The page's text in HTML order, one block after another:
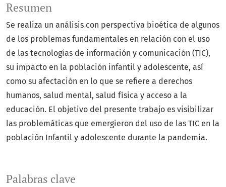
Palabras clave
Resumen
Se realiza un análisis con perspectiva bioética de algunos
de los problemas fundamentales en relación con el uso
de las tecnologías de información y comunicación (TIC),
su impacto en la población infantil y adolescente, así
como su afectación en lo que se refiere a derechos
humanos, salud mental, salud física y acceso a la
educación. El objetivo del presente trabajo es visibilizar
las problemáticas que emergieron del uso de las TIC en la
población Infantil y adolescente durante la pandemia.